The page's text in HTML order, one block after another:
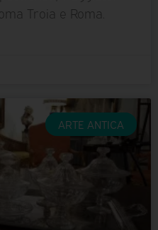
Troia e Roma.
ARTE ANTICA